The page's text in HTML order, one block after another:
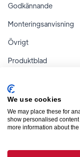
Godkännande
Monteringsanvisning
Övrigt
Produktblad
We use cookies
We may place these for
show personalised
more information about